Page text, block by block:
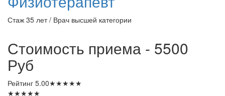
Стаж 35 лет / Врач высшей категории
Стоимость приема - 5500
Руб
Рейтинг 5.00★★★★★
★★★★★